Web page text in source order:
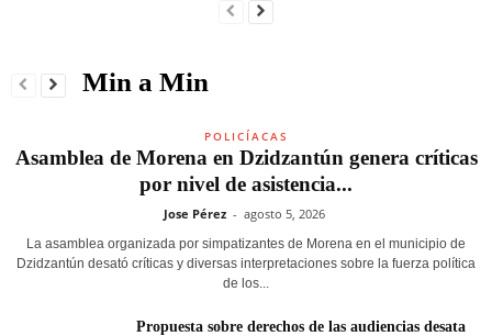
Min a Min
POLICÍACAS
Asamblea de Morena en Dzidzantún genera críticas
por nivel de asistencia...
Jose Pérez - agosto 5, 2026
La asamblea organizada por simpatizantes de Morena en el municipio de
Dzidzantún desató críticas y diversas interpretaciones sobre la fuerza política
de los...
Propuesta sobre derechos de las audiencias desata